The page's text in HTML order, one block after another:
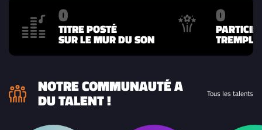
0
TITRE POSTÉ
SUR LE MUR DU SON
0
NOTRE COMMUNAUTÉ A
DU TALENT ! Tous les talents